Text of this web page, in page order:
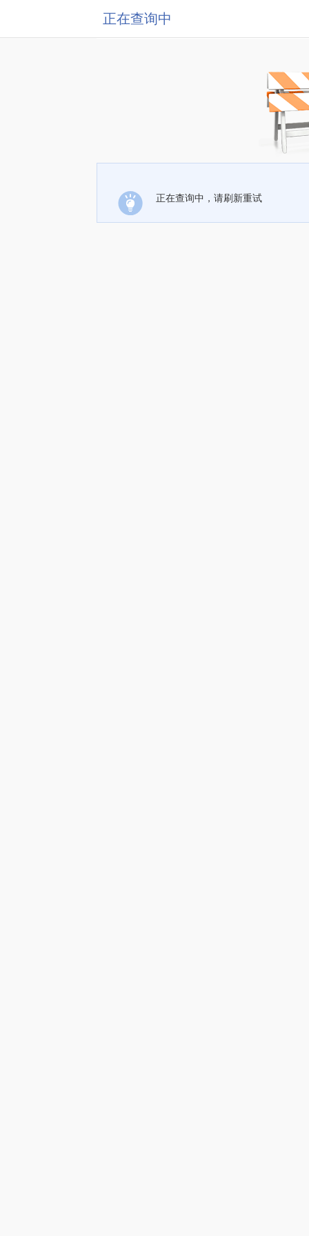
正在查询中
正在查询中，请刷新重试